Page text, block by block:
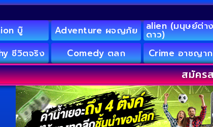
บู๊ Adventure ผจญภัย alien (มนุษย์ต่า
ดาว)
ชีวิตจริง
Comedy ตลก Crime อาชญา
สมัคร